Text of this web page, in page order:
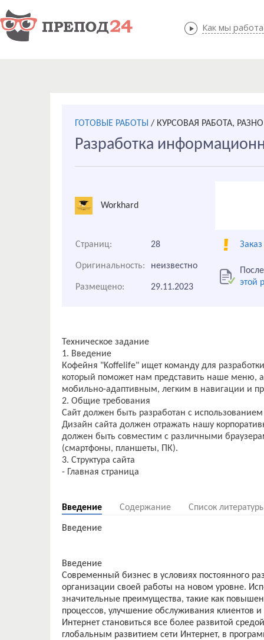
Как мы
Как мы
ГОТОВЫЕ РАБОТЫ / КУРСОВАЯ РАБОТА,
Разработка
Workhard
Страниц: 28
Оригинальность: неизвестно
этой
Размещено: 29.11.2023
Техническое задание
1. Введение
Кофейня "Koffelife" ищет команду для
который поможет нам представить наше меню,
мобильно-адаптивным, легким в навигации и
2. Общие требования
Сайт должен быть разработан с
Дизайн сайта должен отражать нашу
должен быть совместим с различными
(смартфоны, планшеты, ПК).
3. Структура сайта
- Главная страница
Введение Содержание Список
Введение
Введение
Современный бизнес в условиях постоянного
организации своей работы на новом уровне.
значительные преимущества, такие как
процессов, улучшение обслуживания клиентов
Интернет становиться все более развитой
глобальным развитием сети Интернет, в